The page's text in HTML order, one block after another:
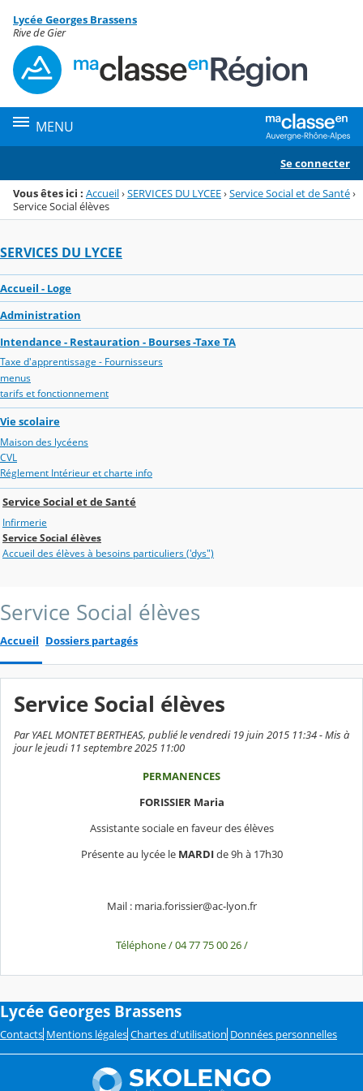
Menu de la rubrique
Contenu
Lycée Georges Brassens
Rive de Gier
MENU
Se connecter
Vous êtes ici : Accueil›SERVICES DU LYCEE›Service Social et de Santé›
Service Social élèves
SERVICES DU LYCEE
Accueil - Loge
Administration
Intendance - Restauration - Bourses -Taxe TA
Taxe d'apprentissage - Fournisseurs
menus
tarifs et fonctionnement
Vie scolaire
Maison des lycéens
CVL
Réglement Intérieur et charte info
Service Social et de Santé
Infirmerie
Service Social élèves
Accueil des élèves à besoins particuliers ('dys")
Service Social élèves
Accueil Dossiers partagés
Service Social élèves
Par YAEL MONTET BERTHEAS, publié le vendredi 19 juin 2015 11:34 - Mis à
jour le jeudi 11 septembre 2025 11:00
PERMANENCES
FORISSIER Maria
Assistante sociale en faveur des élèves
Présente au lycée le MARDIde 9h à 17h30
Mail : maria.forissier@ac-lyon.fr
Téléphone / 04 77 75 00 26 /
Lycée Georges Brassens
Contacts Mentions légales Chartes d'utilisation Données personnelles